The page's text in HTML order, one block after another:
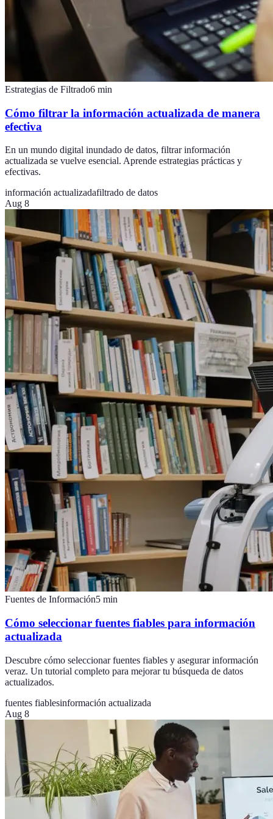
Estrategias de Filtrado6 min
Cómo filtrar la información actualizada de manera
efectiva
En un mundo digital inundado de datos, filtrar información
actualizada se vuelve esencial. Aprende estrategias prácticas y
efectivas.
información actualizadafiltrado de datos
Aug 8
Fuentes de Información5 min
Cómo seleccionar fuentes fiables para información
actualizada
Descubre cómo seleccionar fuentes fiables y asegurar información
veraz. Un tutorial completo para mejorar tu búsqueda de datos
actualizados.
fuentes fiablesinformación actualizada
Aug 8